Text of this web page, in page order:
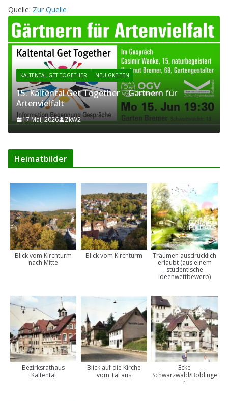
Quelle: Zur Quelle
KALTENTAL GET TOGETHER NEUIGKEITEN
15. Kaltental Get Together – Gärtnern für
Artenvielfalt
17 Mai, 2026 ZkW2
Heimatbilder
Blick vom Kirchturm
nach Mitte
Blick vom Kirchturm
Träumen ausdrücklich
erlaubt (aus einem
studentische
Ideenwettbewerb)
Bezirksrathaus
Kaltental
Blick auf die Kirche
vom Tal aus
Ecke
Schwarzwald/Böblinge
r